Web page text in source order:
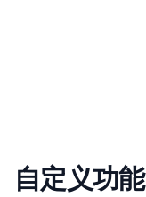
自定义功能